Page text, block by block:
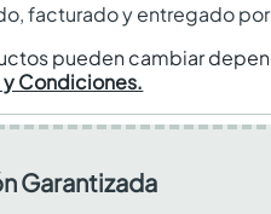
facturado y entregado por
pueden cambiar
y Condiciones.
Garantizada